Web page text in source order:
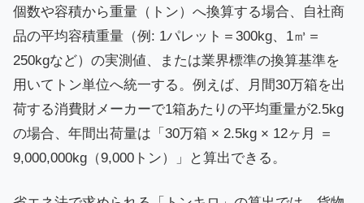
個数や容積から重量（トン）へ換算する場合、自社商
品の平均容積重量（例: 1パレット＝300kg、1㎥＝
250kgなど）の実測値、または業界標準の換算基準を
用いてトン単位へ統一する。例えば、月間30万箱を出
荷する消費財メーカーで1箱あたりの平均重量が2.5kg
の場合、年間出荷量は「30万箱 × 2.5kg × 12ヶ月 ＝
9,000,000kg（9,000トン）」と算出できる。